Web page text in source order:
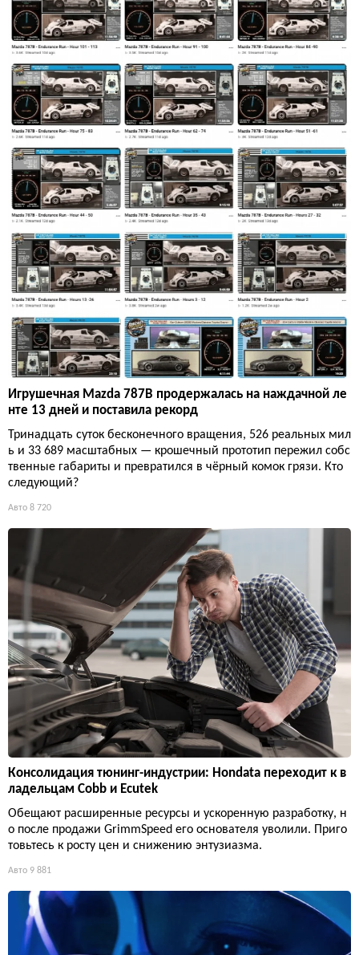
Игрушечная Mazda 787B продержалась на наждачной ле
нте 13 дней и поставила рекорд
Тринадцать суток бесконечного вращения, 526 реальных мил
ь и 33 689 масштабных — крошечный прототип пережил собс
твенные габариты и превратился в чёрный комок грязи. Кто
следующий?
Авто 8 720
Консолидация тюнинг-индустрии: Hondata переходит к в
ладельцам Cobb и Ecutek
Обещают расширенные ресурсы и ускоренную разработку, н
о после продажи GrimmSpeed его основателя уволили. Приго
товьтесь к росту цен и снижению энтузиазма.
Авто 9 881